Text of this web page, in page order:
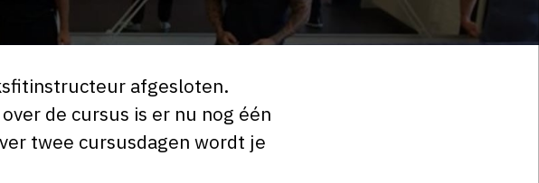
afgesloten.
de cursus is er nu nog één
twee cursusdagen wordt je